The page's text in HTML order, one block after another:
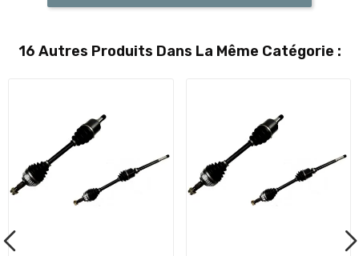
16 Autres Produits Dans La Même Catégorie :